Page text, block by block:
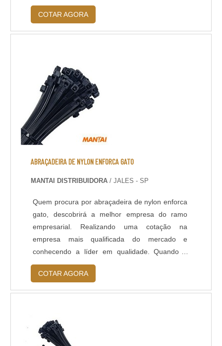
preparo do mesmo, aplica uma nova coloração
segundo escolha do cliente e finaliza com uma
resina para dar o acabamento final. O tingimento
refinamen...
COTAR AGORA
ABRAÇADEIRA DE NYLON ENFORCA GATO
MANTAI DISTRIBUIDORA/ JALES - SP
Quem procura por abraçadeira de nylon enforca
gato, descobrirá a melhor empresa do ramo
empresarial. Realizando uma cotação na
empresa mais qualificada do mercado e
conhecendo a líder em qualidade. Quando o
tema é abraçadeira de nylon enforca gato, com
os colaboradores da Mantai Distribuidora poderá
contar ótima qualidade com entrega em todo o
maneiras eficientes de d...
COTAR AGORA